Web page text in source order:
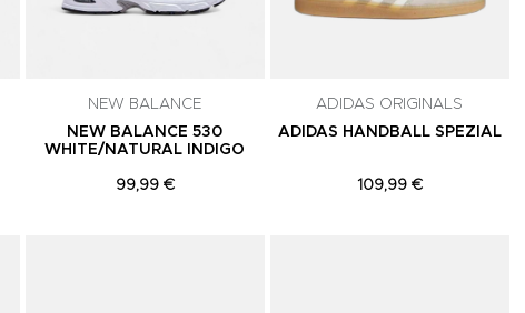
NEW BALANCE
NEW BALANCE 530
WHITE/NATURAL INDIGO
99,99 €
ADIDAS ORIGINALS
ADIDAS HANDBALL SPEZIAL
109,99 €